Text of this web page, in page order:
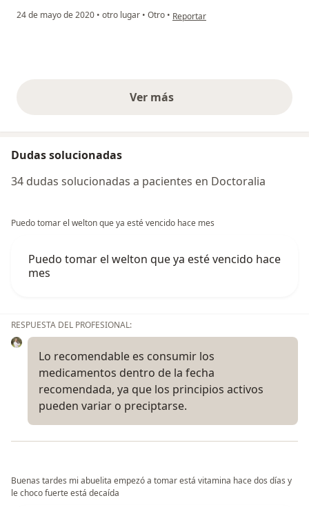
24 de mayo de 2020 • otro lugar • Otro • en opinión del usuario Ana María
Reportar
Ver másopiniones anteriores
Dudas solucionadas
34 dudas solucionadas a pacientes en Doctoralia
Puedo tomar el welton que ya esté vencido hace mes
Puedo tomar el welton que ya esté vencido hace
mes
RESPUESTA DEL PROFESIONAL:
Lo recomendable es consumir los
medicamentos dentro de la fecha
recomendada, ya que los principios activos
pueden variar o preciptarse.
Buenas tardes mi abuelita empezó a tomar está vitamina hace dos días y
le choco fuerte está decaída